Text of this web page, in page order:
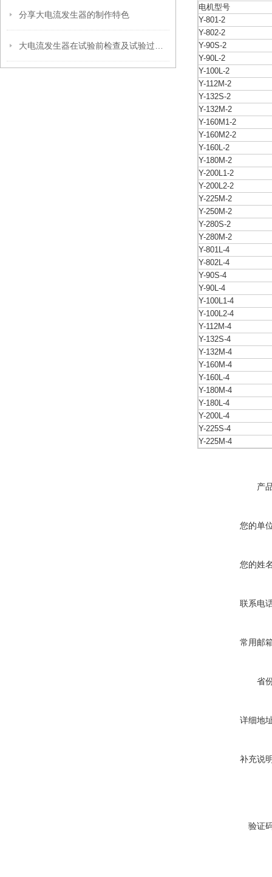
分享大电流发生器的制作特色
电机型号
Y-801-2
Y-802-2
Y-90S-2
Y-90L-2
Y-100L-2
Y-112M-2
Y-132S-2
Y-132M-2
Y-160M1-2
Y-160M2-2
Y-160L-2
Y-180M-2
Y-200L1-2
Y-200L2-2
Y-225M-2
Y-250M-2
Y-280S-2
Y-280M-2
Y-801L-4
Y-802L-4
Y-90S-4
Y-90L-4
Y-100L1-4
Y-100L2-4
Y-112M-4
Y-132S-4
Y-132M-4
Y-160M-4
Y-160L-4
Y-180M-4
Y-180L-4
Y-200L-4
Y-225S-4
Y-225M-4
产
您的单
您的姓
联系电
常用邮
省
详细地
补充说
验证